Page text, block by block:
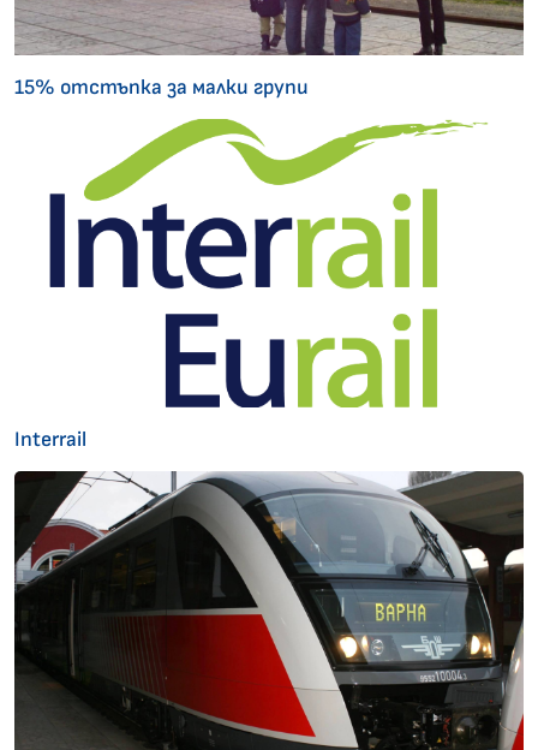
15% отстъпка за малки групи
Interrail